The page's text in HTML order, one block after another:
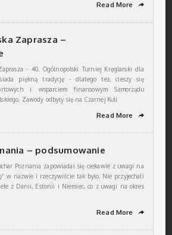
Read More ➦
Zaprasza –
- 40. Ogólnopolski Turniej Kręglarski dla
piękną tradycję - dlatego też, cieszy się
i wsparciem finansowym Samorządu
Zawody odbyły się na Czarnej Kuli
Read More ➦
– podsumowanie
Poznania zapowiadał się ciekawie z uwagi na
w nazwie i rzeczywiście tak było. Nie przyjechali
z Danii, Estonii i Niemiec, co z uwagi na okres
Read More ➦